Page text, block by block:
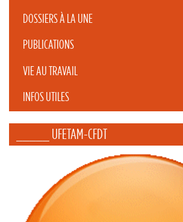
DOSSIERS À LA UNE
PUBLICATIONS
VIE AU TRAVAIL
INFOS UTILES
_____ UFETAM-CFDT